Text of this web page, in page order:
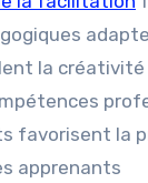
la
favorisent la
apprenants